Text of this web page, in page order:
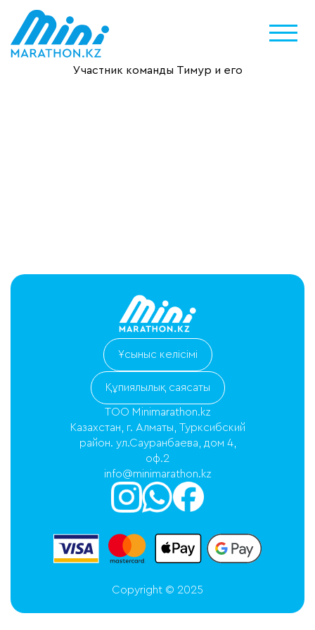
Участник команды Тимур и его
Ұсыныс келісімі
Құпиялылық саясаты
ТОО Minimarathon.kz
Казахстан, г. Алматы, Турксибский
район. ул.Сауранбаева, дом 4,
оф.2
info@minimarathon.kz
Copyright © 2025